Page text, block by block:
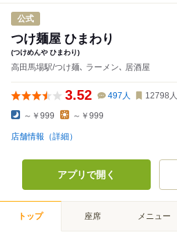
公式
つけ麺屋 ひまわり
(つけめんや ひまわり)
高田馬場駅/つけ麺､ ラーメン､ 居酒屋
3.52 497 人 12798 人
～￥999 ～￥999
店舗情報（詳細）
アプリで開く
トップ 座席 メニュー